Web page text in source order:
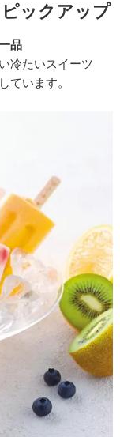
ックアップ
品
冷たいスイーツ
ています。